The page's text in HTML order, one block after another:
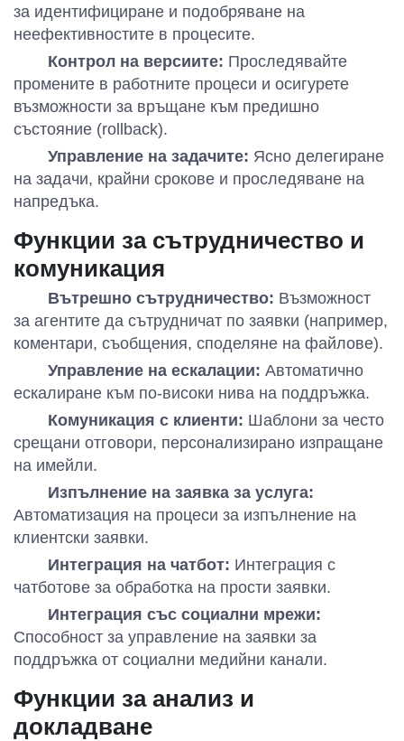
за идентифициране и подобряване на
неефективностите в процесите.
Контрол на версиите: Проследявайте
промените в работните процеси и осигурете
възможности за връщане към предишно
състояние (rollback).
Управление на задачите: Ясно делегиране
на задачи, крайни срокове и проследяване на
напредъка.
Функции за сътрудничество и
комуникация
Вътрешно сътрудничество: Възможност
за агентите да сътрудничат по заявки (например,
коментари, съобщения, споделяне на файлове).
Управление на ескалации: Автоматично
ескалиране към по-високи нива на поддръжка.
Комуникация с клиенти: Шаблони за често
срещани отговори, персонализирано изпращане
на имейли.
Изпълнение на заявка за услуга:
Автоматизация на процеси за изпълнение на
клиентски заявки.
Интеграция на чатбот: Интеграция с
чатботове за обработка на прости заявки.
Интеграция със социални мрежи:
Способност за управление на заявки за
поддръжка от социални медийни канали.
Функции за анализ и
докладване